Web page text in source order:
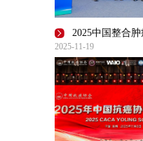
2025-11-19